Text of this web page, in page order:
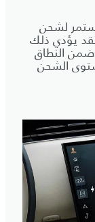
لشحن
فقد يؤدي ذلك
ضمن النطاق
الشحن